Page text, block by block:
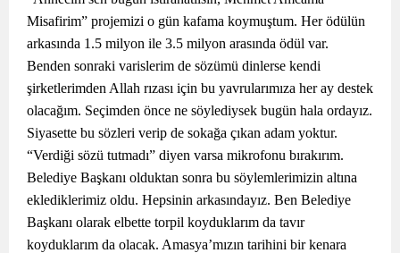
Misafirim” projemizi o gün kafama koymuştum. Her ödülün
arkasında 1.5 milyon ile 3.5 milyon arasında ödül var.
Benden sonraki varislerim de sözümü dinlerse kendi
şirketlerimden Allah rızası için bu yavrularımıza her ay destek
olacağım. Seçimden önce ne söylediysek bugün hala ordayız.
Siyasette bu sözleri verip de sokağa çıkan adam yoktur.
“Verdiği sözü tutmadı” diyen varsa mikrofonu bırakırım.
Belediye Başkanı olduktan sonra bu söylemlerimizin altına
eklediklerimiz oldu. Hepsinin arkasındayız. Ben Belediye
Başkanı olarak elbette torpil koyduklarım da tavır
koyduklarım da olacak. Amasya’mızın tarihini bir kenara